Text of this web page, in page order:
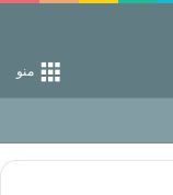
منو
راه خداست‌!